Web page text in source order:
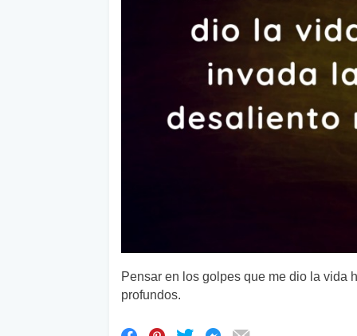
Pensar en los golpes que me dio la vida
profundos.